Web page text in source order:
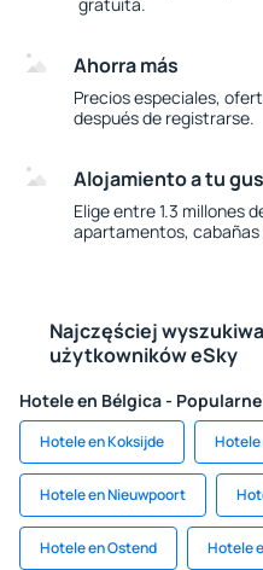
Ahorra más
Precios especiales,
después de registrarse.
Alojamiento a tu
Elige entre 1.3 millones
apartamentos, cabañas
Najczęściej
użytkowników eSky
Hotele en Bélgica -
Hotele en Koksijde Hotele
Hotele en Nieuwpoort
Hotele en Ostend Hotele